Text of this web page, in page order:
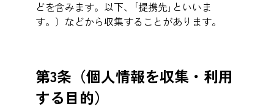
どを含みます。以下、｢提携先｣といいま
す。）などから収集することがあります。
第3条（個人情報を収集・利用
する目的）